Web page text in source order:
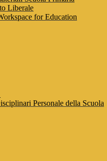
Liberale
for Education
Personale della Scuola